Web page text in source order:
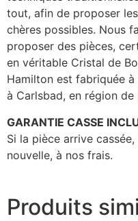
tout, afin de proposer
chères possibles. Nous
proposer des pièces,
en véritable Cristal de
Hamilton est fabriquée
à Carlsbad, en région de
GARANTIE CASSE
Si la pièce arrive
nouvelle, à nos frais.
Produits